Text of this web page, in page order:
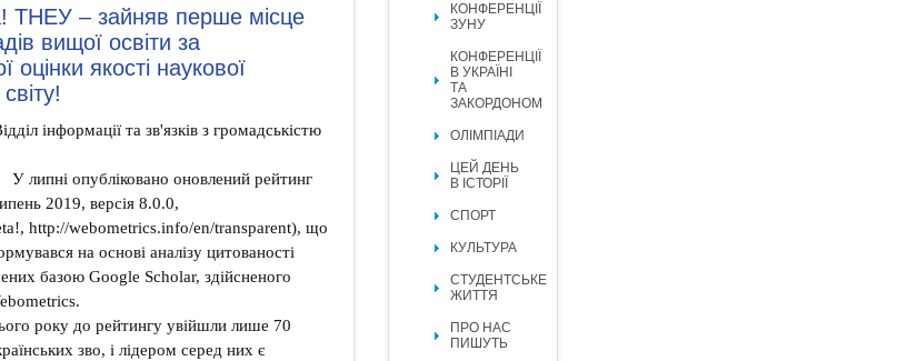
ТНЕУ – зайняв перше місце
вищої освіти за
оцінки якості наукової
інформації та зв'язків з громадськістю
У липні опубліковано оновлений рейтинг
2019, версія 8.0.0,
http://webometrics.info/en/transparent), що
на основі аналізу цитованості
базою Google Scholar, здійсненого
року до рейтингу увійшли лише 70
зво, і лідером серед них є
КОНФЕРЕНЦІЇ
ЗУНУ
КОНФЕРЕНЦІЇ
В УКРАЇНІ
ТА
ЗАКОРДОНОМ
ОЛІМПІАДИ
ЦЕЙ ДЕНЬ
В ІСТОРІЇ
СПОРТ
КУЛЬТУРА
СТУДЕНТСЬКЕ
ЖИТТЯ
ПРО НАС
ПИШУТЬ